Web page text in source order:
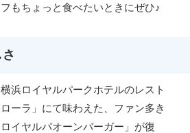
もちょっと食べたいときにぜひ♪
浜ロイヤルパークホテルのレスト
ーラ」にて味わえた、ファン多き
イヤルパオーンバーガー」が復